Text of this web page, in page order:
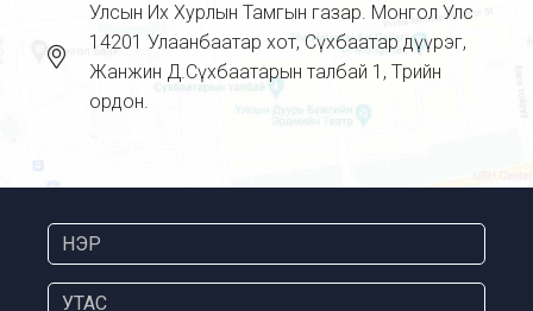
Улсын Их Хурлын Тамгын газар. Монгол Улс
14201 Улаанбаатар хот, Сүхбаатар дүүрэг,
Жанжин Д.Сүхбаатарын талбай 1, Төрийн
ордон.